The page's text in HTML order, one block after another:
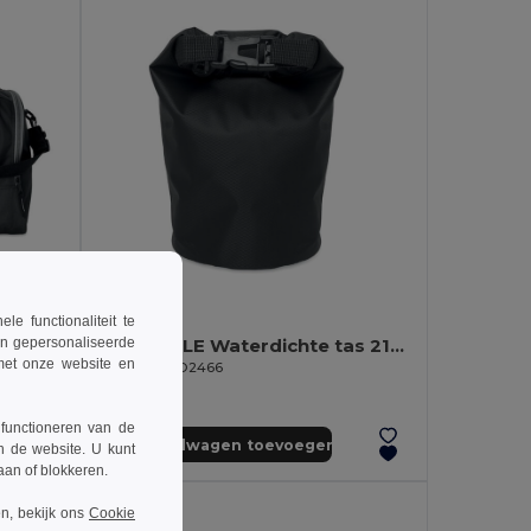
BOLSAIBLE Waterdichte tas 210T RPET 1,5L
GiftRetail MO2466
Aan winkelwagen toevoegen
functionaliteit te
gepersonaliseerde
onze website en
van de
de website. U kunt
of blokkeren.
bekijk ons Cookie